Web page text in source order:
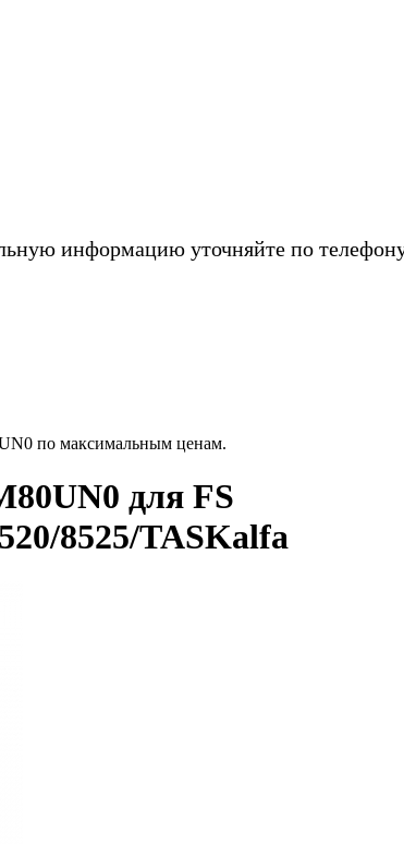
информацию уточняйте по
по максимальным ценам.
для FS
8525/TASKalfa